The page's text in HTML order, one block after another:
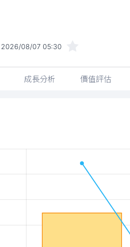
2026/08/07 05:30
成長分析 價值評估